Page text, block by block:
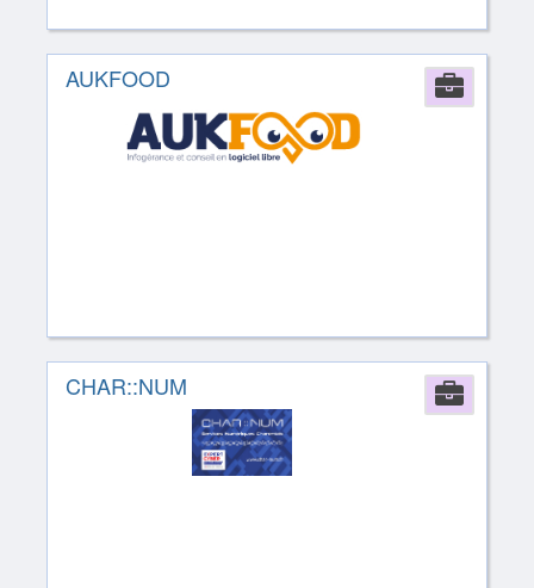
AUKFOOD
CHAR::NUM